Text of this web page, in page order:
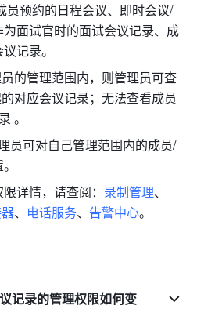
员预约的日程会议、即时会议/
面试官时的面试会议记录、成
记录。
的管理范围内，则管理员可查
对应会议记录；无法查看成员
。
员可对自己管理范围内的成员/
详情，请查阅： 录制管理、
、 电话服务、 告警中心。
记录的管理权限如何变